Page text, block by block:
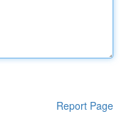
Report Page